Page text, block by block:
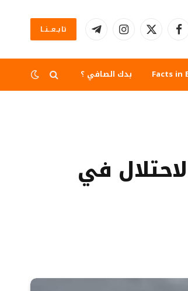
فيسبوكX الانستغرامتيلقرام تابــعــنــا
Facts in بدك الصافي ؟
في